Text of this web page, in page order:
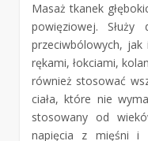
Masaż tkanek
powięziowej.
przeciwbólowych,
rękami, łokciami,
również stosować
ciała, które nie
stosowany od
napięcia z mięśni i